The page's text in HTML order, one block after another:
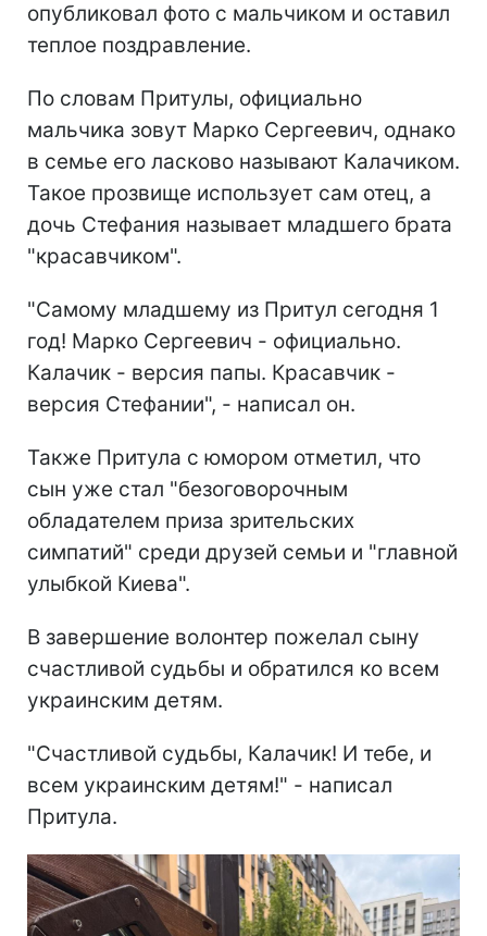
опубликовал фото с мальчиком и оставил
теплое поздравление.
По словам Притулы, официально
мальчика зовут Марко Сергеевич, однако
в семье его ласково называют Калачиком.
Такое прозвище использует сам отец, а
дочь Стефания называет младшего брата
"красавчиком".
"Самому младшему из Притул сегодня 1
год! Марко Сергеевич - официально.
Калачик - версия папы. Красавчик -
версия Стефании", - написал он.
Также Притула с юмором отметил, что
сын уже стал "безоговорочным
обладателем приза зрительских
симпатий" среди друзей семьи и "главной
улыбкой Киева".
В завершение волонтер пожелал сыну
счастливой судьбы и обратился ко всем
украинским детям.
"Счастливой судьбы, Калачик! И тебе, и
всем украинским детям!" - написал
Притула.